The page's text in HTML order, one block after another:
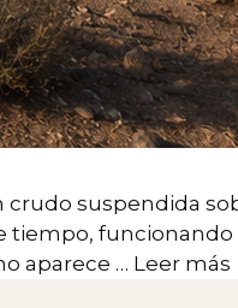
suspendida
funcionando
aparece … Leer más